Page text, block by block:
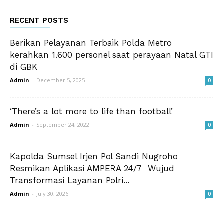
RECENT POSTS
Berikan Pelayanan Terbaik Polda Metro
kerahkan 1.600 personel saat perayaan Natal GTI
di GBK
Admin - December 5, 2025 0
‘There’s a lot more to life than football’
Admin - September 24, 2022 0
Kapolda Sumsel Irjen Pol Sandi Nugroho
Resmikan Aplikasi AMPERA 24/7 Wujud
Transformasi Layanan Polri...
Admin - July 30, 2026 0